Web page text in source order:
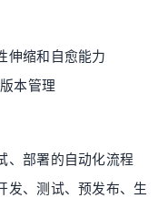
伸缩和自愈能力
本管理
、部署的自动化流程
发、测试、预发布、生